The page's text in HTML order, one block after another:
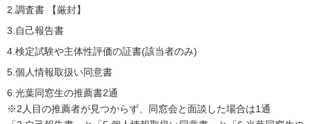
2.調査書 【厳封】
3.自己報告書
4.検定試験や主体性評価の証書(該当者のみ)
5.個人情報取扱い同意書
6.光葉同窓生の推薦書2通
※2人目の推薦者が見つからず、同窓会と面談した場合は1通